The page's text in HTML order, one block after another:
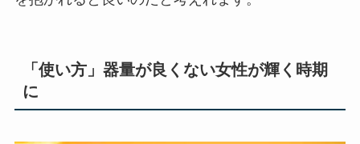
「使い方」器量が良くない女性が輝く時期
に